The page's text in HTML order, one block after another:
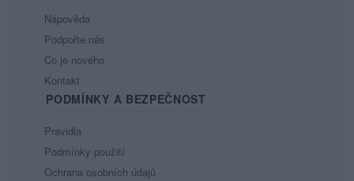
Nápověda
Podpořte nás
Co je nového
Kontakt
PODMÍNKY A BEZPEČNOST
Pravidla
Podmínky použití
Ochrana osobních údajů